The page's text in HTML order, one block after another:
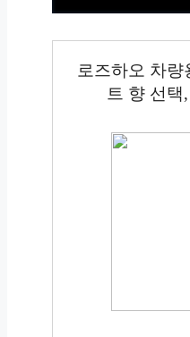
로즈하오 차량
트 향 선택